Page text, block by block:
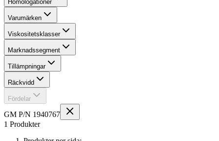
Homologationer
Varumärken
Viskositetsklasser
Marknadssegment
Tillämpningar
Räckvidd
Fördelar
GM P/N 1940767
1 Produkter